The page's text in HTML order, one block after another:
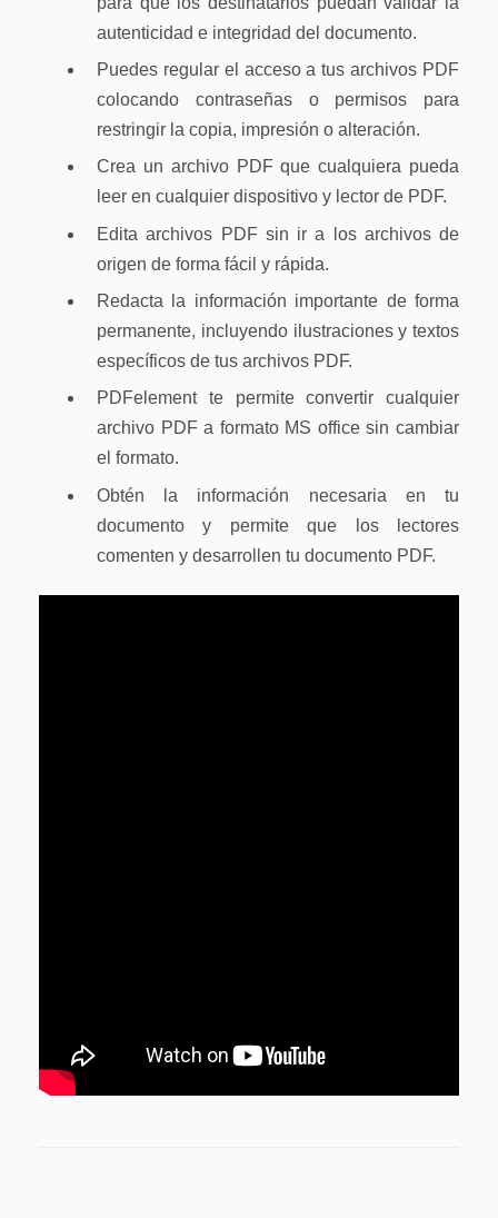
autenticidad e integridad del documento.
Puedes regular el acceso a tus archivos PDF
colocando contraseñas o permisos para
restringir la copia, impresión o alteración.
Crea un archivo PDF que cualquiera pueda
leer en cualquier dispositivo y lector de PDF.
Edita archivos PDF sin ir a los archivos de
origen de forma fácil y rápida.
Redacta la información importante de forma
permanente, incluyendo ilustraciones y textos
específicos de tus archivos PDF.
PDFelement te permite convertir cualquier
archivo PDF a formato MS office sin cambiar
el formato.
Obtén la información necesaria en tu
documento y permite que los lectores
comenten y desarrollen tu documento PDF.